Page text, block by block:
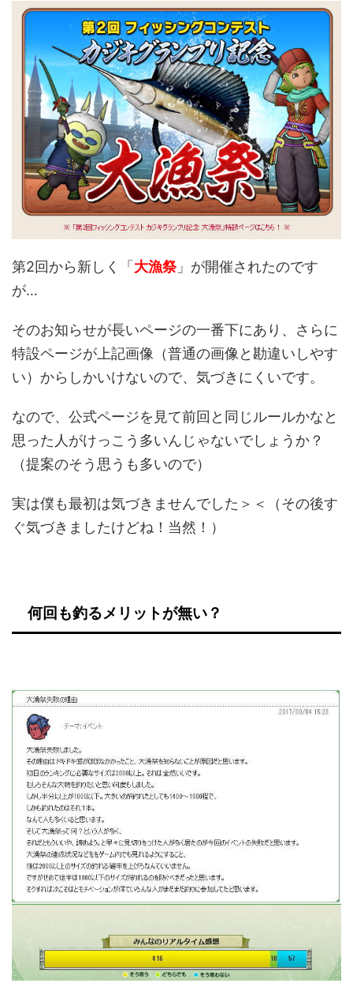
第2回から新しく「大漁祭」が開催されたのです
が…
そのお知らせが長いページの一番下にあり、さらに
特設ページが上記画像（普通の画像と勘違いしやす
い）からしかいけないので、気づきにくいです。
なので、公式ページを見て前回と同じルールかなと
思った人がけっこう多いんじゃないでしょうか？
（提案のそう思うも多いので）
実は僕も最初は気づきませんでした＞＜（その後す
ぐ気づきましたけどね！当然！）
何回も釣るメリットが無い？